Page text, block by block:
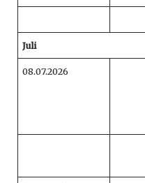
Juli
08.07.2026